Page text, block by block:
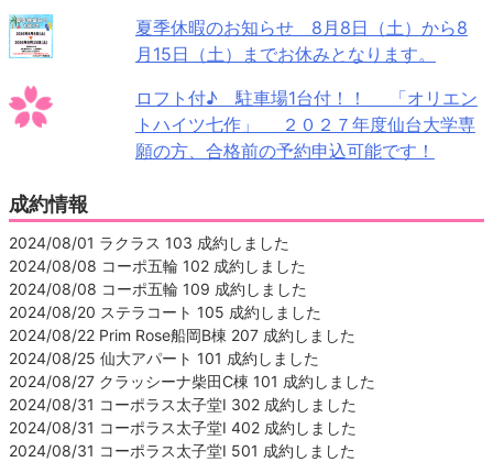
夏季休暇のお知らせ 8月8日（土）から8
月15日（土）までお休みとなります。
ロフト付♪ 駐車場1台付！！ 「オリエン
トハイツ七作」 ２０２７年度仙台大学専
願の方、合格前の予約申込可能です！
成約情報
2024/08/01 ラクラス 103 成約しました
2024/08/08 コーポ五輪 102 成約しました
2024/08/08 コーポ五輪 109 成約しました
2024/08/20 ステラコート 105 成約しました
2024/08/22 Prim Rose船岡B棟 207 成約しました
2024/08/25 仙大アパート 101 成約しました
2024/08/27 クラッシーナ柴田C棟 101 成約しました
2024/08/31 コーポラス太子堂Ⅰ 302 成約しました
2024/08/31 コーポラス太子堂Ⅰ 402 成約しました
2024/08/31 コーポラス太子堂Ⅰ 501 成約しました